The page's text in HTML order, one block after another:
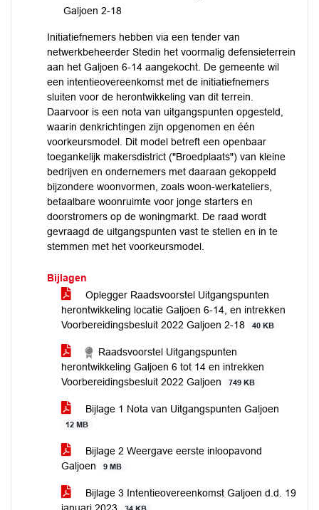
Galjoen 2-18
Initiatiefnemers hebben via een tender van
netwerkbeheerder Stedin het voormalig defensieterrein
aan het Galjoen 6-14 aangekocht. De gemeente wil
een intentieovereenkomst met de initiatiefnemers
sluiten voor de herontwikkeling van dit terrein.
Daarvoor is een nota van uitgangspunten opgesteld,
waarin denkrichtingen zijn opgenomen en één
voorkeursmodel. Dit model betreft een openbaar
toegankelijk makersdistrict ("Broedplaats") van kleine
bedrijven en ondernemers met daaraan gekoppeld
bijzondere woonvormen, zoals woon-werkateliers,
betaalbare woonruimte voor jonge starters en
doorstromers op de woningmarkt. De raad wordt
gevraagd de uitgangspunten vast te stellen en in te
stemmen met het voorkeursmodel.
Bijlagen
Oplegger Raadsvoorstel Uitgangspunten
herontwikkeling locatie Galjoen 6-14, en intrekken
Voorbereidingsbesluit 2022 Galjoen 2-18
40 KB
Raadsvoorstel Uitgangspunten
herontwikkeling Galjoen 6 tot 14 en intrekken
Voorbereidingsbesluit 2022 Galjoen
749 KB
Bijlage 1 Nota van Uitgangspunten Galjoen
12 MB
Bijlage 2 Weergave eerste inloopavond
Galjoen
9 MB
Bijlage 3 Intentieovereenkomst Galjoen d.d. 19